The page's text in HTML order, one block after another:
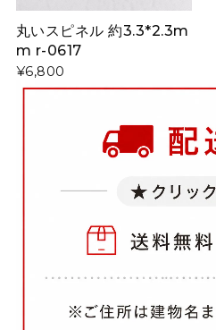
丸いスピネル 約3.3*2.3m
m r-0617
¥6,800